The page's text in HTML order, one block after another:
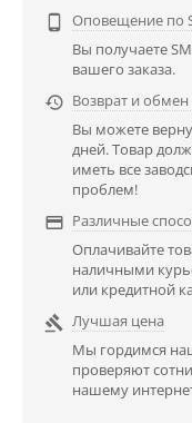

Оповещение по
Вы получаете
вашего заказа.
 Возврат и
Вы можете
дней. Товар
иметь все
проблем!
 Различные
Оплачивайте
наличными
или кредитной
 Лучшая цена
Мы гордимся
проверяют
нашему